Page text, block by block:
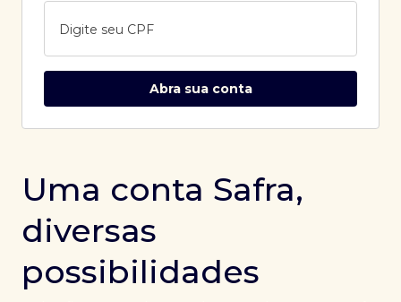
Digite seu CPF
Abra sua conta
Uma conta Safra,
diversas
possibilidades